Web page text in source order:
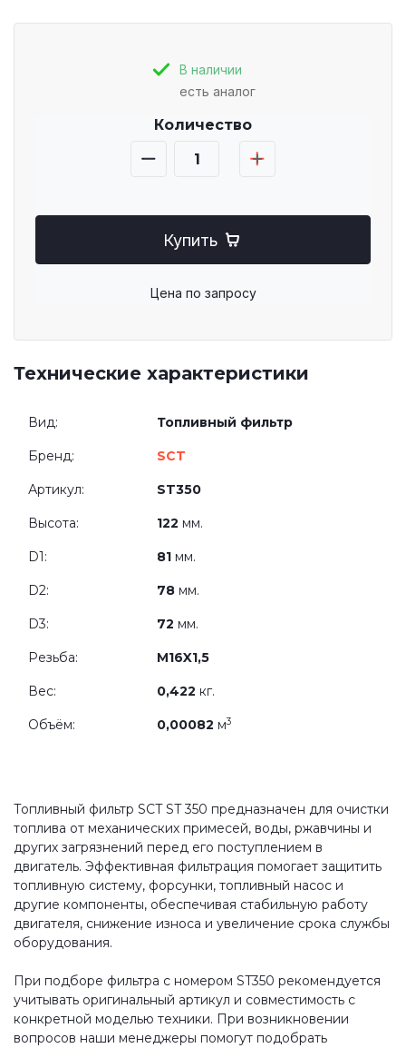
В наличии
есть аналог
Количество
Купить
Цена по запросу
Технические характеристики
Вид: Топливный фильтр
Бренд: SCT
Артикул: ST350
Высота: 122 мм.
D1: 81 мм.
D2: 78 мм.
D3: 72 мм.
Резьба: M16X1,5
Вес: 0,422 кг.
Объём: 0,00082 м3
Топливный фильтр SCT ST 350 предназначен для очистки
топлива от механических примесей, воды, ржавчины и
других загрязнений перед его поступлением в
двигатель. Эффективная фильтрация помогает защитить
топливную систему, форсунки, топливный насос и
другие компоненты, обеспечивая стабильную работу
двигателя, снижение износа и увеличение срока службы
оборудования.
При подборе фильтра с номером ST350 рекомендуется
учитывать оригинальный артикул и совместимость с
конкретной моделью техники. При возникновении
вопросов наши менеджеры помогут подобрать